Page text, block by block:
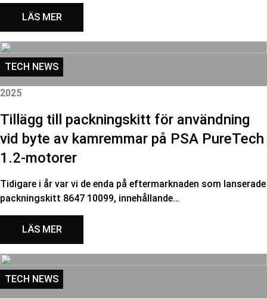
LÄS MER
TECH NEWS
2025
Tillägg till packningskitt för användning
vid byte av kamremmar på PSA PureTech
1.2-motorer
Tidigare i år var vi de enda på eftermarknaden som lanserade
packningskitt 8647 10099, innehållande…
LÄS MER
TECH NEWS